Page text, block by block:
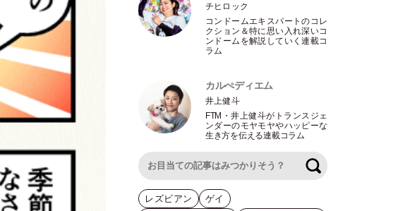
チヒロック
コンドームエキスパートのコレ
クション＆特に思い入れ深いコ
ンドームを解説していく連載コ
ラム
カルぺディエム
井上健斗
FTM ・井上健斗がトランスジェ
ンダーのモヤモヤやハッピーな
生き方を伝える連載コラム
レズビアン
ゲイ